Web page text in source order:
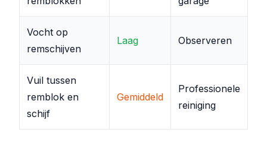
Vocht op
remschijven
Laag Observeren
Vuil tussen
remblok en
schijf
Gemiddeld
Professionele
reiniging